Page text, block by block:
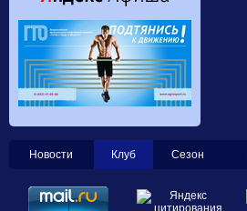
Новости Клуб Сезон